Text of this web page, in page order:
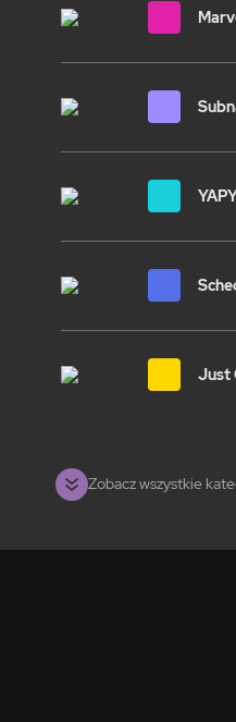
Just
Zobacz wszystkie